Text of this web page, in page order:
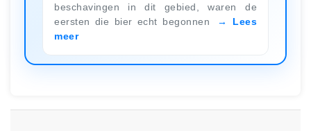
beschavingen in dit gebied, waren de
eersten die bier echt begonnen
Lees
meer